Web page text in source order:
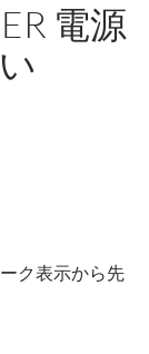
電源
ク表示から先